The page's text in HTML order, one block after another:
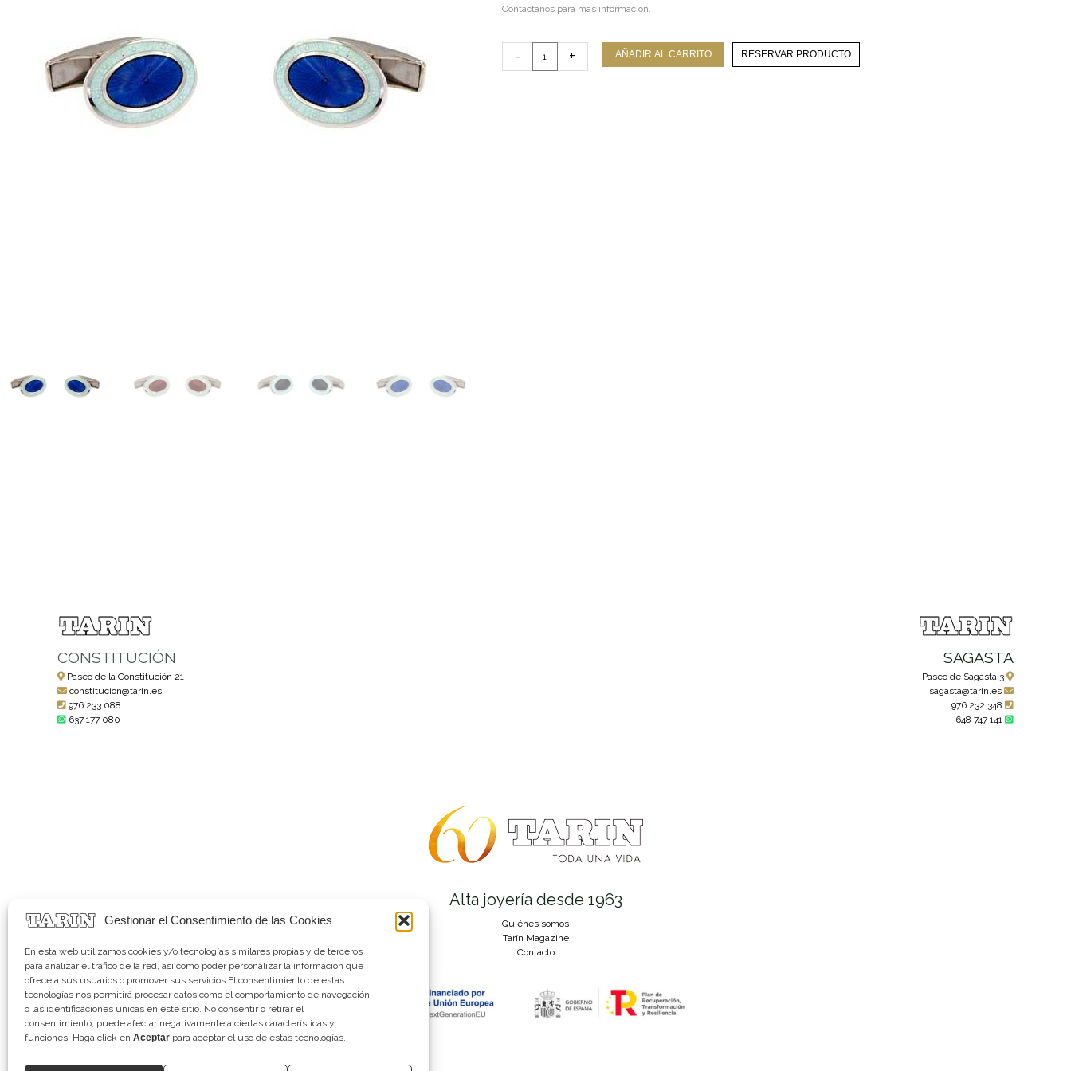
Gestionar el Consentimiento de las Cookies
En esta web utilizamos cookies y/o tecnologías similares propias y de terceros
para analizar el tráfico de la red, así como poder personalizar la información que
ofrece a sus usuarios o promover sus servicios.El consentimiento de estas
tecnologías nos permitirá procesar datos como el comportamiento de navegación
o las identificaciones únicas en este sitio. No consentir o retirar el
consentimiento, puede afectar negativamente a ciertas características y
funciones. Haga click en Aceptar para aceptar el uso de estas tecnologías.
Contáctanos para más información.
-
Gemelos
Esmalte
Bicolor
+ AÑADIR AL CARRITO RESERVAR PRODUCTO
CONSTITUCIÓN
Paseo de la Constitución 21
constitucion@tarin.es
976 233 088
637 177 080
SAGASTA
Paseo de Sagasta 3
sagasta@tarin.es
976 232 348
648 747 141
Alta joyería desde 1963
Quiénes somos
Tarín Magazine
Contacto